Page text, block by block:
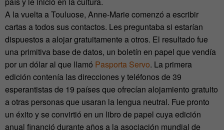
A la vuelta a Touluose, Anne-Marie comenzó a escribir
cartas a todos sus contactos. Les preguntaba si estarían
dispuestos a alojar gratuitamente a otros. El resultado fue
una primitiva base de datos, un boletín en papel que vendía
por un dólar al que llamó Pasporta Servo. La primera
edición contenía las direcciones y teléfonos de 39
esperantistas de 19 países que ofrecían alojamiento gratuito
a otras personas que usaran la lengua neutral. Fue pronto
un éxito y se convirtió en un libro de papel cuya edición
anual financió durante años a la asociación mundial de